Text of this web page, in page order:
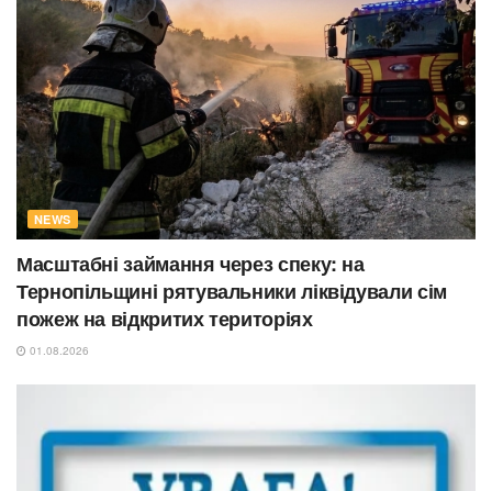
NEWS
Масштабні займання через спеку: на
Тернопільщині рятувальники ліквідували сім
пожеж на відкритих територіях
01.08.2026